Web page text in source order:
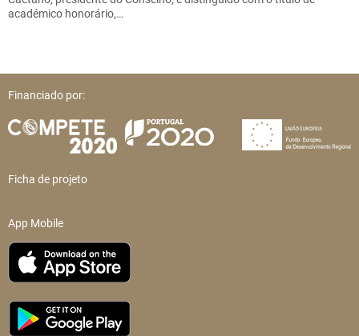
académico honorário,…
Financiado por:
Ficha de projeto
App Mobile